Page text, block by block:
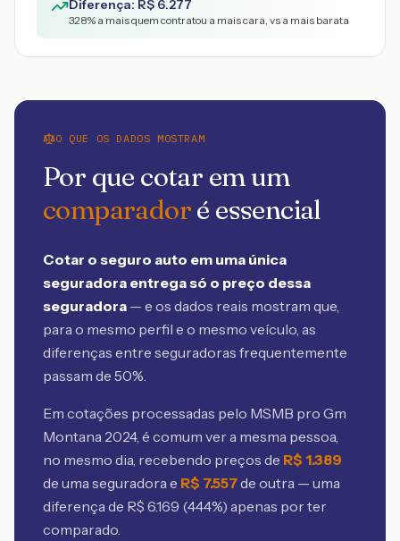
Diferença: R$ 6.277
328% a mais quem contratou a mais cara, vs a mais barata
O QUE OS DADOS MOSTRAM
Por que cotar em um
comparadoré essencial
Cotar o seguro auto em uma única
seguradora entrega só o preço dessa
seguradora — e os dados reais mostram que,
para o mesmo perfil e o mesmo veículo, as
diferenças entre seguradoras frequentemente
passam de 50%.
Em cotações processadas pelo MSMB pro Gm
Montana 2024, é comum ver a mesma pessoa,
no mesmo dia, recebendo preços de R$ 1.389
de uma seguradora e R$ 7.557de outra — uma
diferença de R$ 6.169 (444%) apenas por ter
comparado.